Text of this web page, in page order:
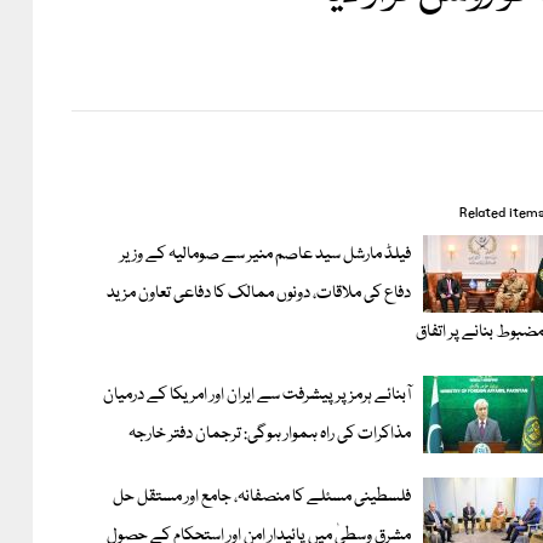
Related items
فیلڈ مارشل سید عاصم منیر سے صومالیہ کے وزیر
دفاع کی ملاقات، دونوں ممالک کا دفاعی تعاون مزید
مضبوط بنانے پر اتفاق
آبنائے ہرمز پر پیشرفت سے ایران اور امریکا کے درمیان
مذاکرات کی راہ ہموار ہوگی: ترجمان دفتر خارجہ
فلسطینی مسئلے کا منصفانہ، جامع اور مستقل حل
مشرق وسطیٰ میں پائیدار امن اور استحکام کے حصول